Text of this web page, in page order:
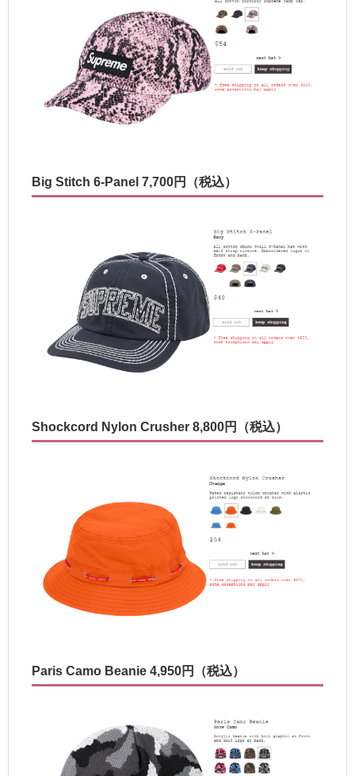
Big Stitch 6-Panel 7,700円（税込）
Shockcord Nylon Crusher 8,800円（税込）
Paris Camo Beanie 4,950円（税込）